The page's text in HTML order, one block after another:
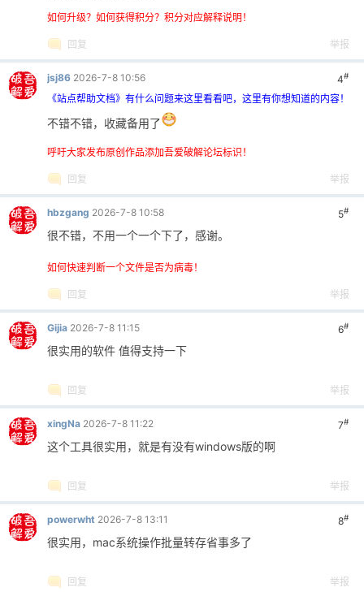
如何升级？如何获得积分？积分对应解释说明！
回复 举报
4#
jsj86 2026-7-8 10:56
《站点帮助文档》有什么问题来这里看看吧，这里有你想知道的内容！
不错不错，收藏备用了
呼吁大家发布原创作品添加吾爱破解论坛标识！
回复 举报
5#
hbzgang 2026-7-8 10:58
很不错，不用一个一个下了，感谢。
如何快速判断一个文件是否为病毒！
回复 举报
6#
Gijia 2026-7-8 11:15
很实用的软件 值得支持一下
回复 举报
7#
xingNa 2026-7-8 11:22
这个工具很实用，就是有没有windows版的啊
回复 举报
8#
powerwht 2026-7-8 13:11
很实用，mac系统操作批量转存省事多了
回复 举报